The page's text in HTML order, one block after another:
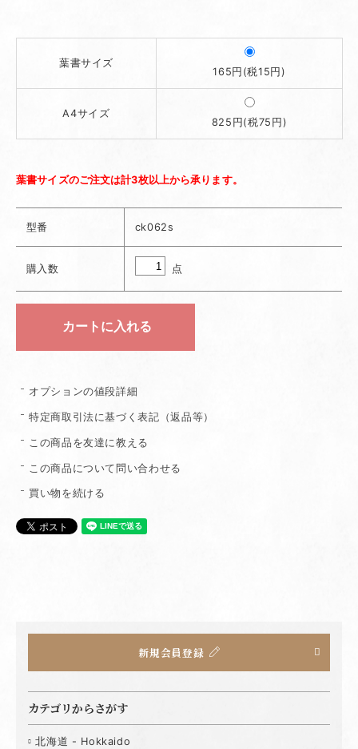
葉書サイズ
165円(税15円)
A4サイズ
825円(税75円)
葉書サイズのご注文は計3枚以上から承ります。
型番 ck062s
購入数 点
オプションの値段詳細
特定商取引法に基づく表記（返品等）
この商品を友達に教える
この商品について問い合わせる
買い物を続ける
新規会員登録
カテゴリからさがす
北海道 - Hokkaido